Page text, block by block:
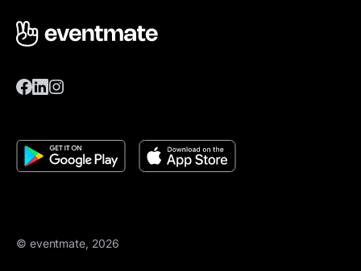
© eventmate, 2026